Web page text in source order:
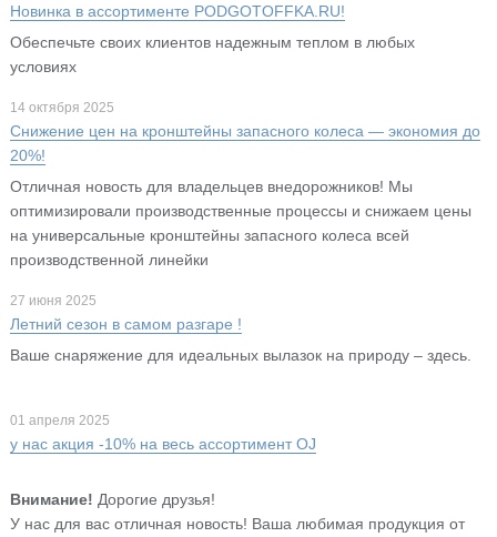
Новинка в ассортименте PODGOTOFFKA.RU!
Обеспечьте своих клиентов надежным теплом в любых
условиях
14 октября 2025
Снижение цен на кронштейны запасного колеса — экономия до
20%!
Отличная новость для владельцев внедорожников! Мы
оптимизировали производственные процессы и снижаем цены
на универсальные кронштейны запасного колеса всей
производственной линейки
27 июня 2025
Летний сезон в самом разгаре !
Ваше снаряжение для идеальных вылазок на природу – здесь.
01 апреля 2025
у нас акция -10% на весь ассортимент OJ
Внимание! Дорогие друзья!
У нас для вас отличная новость! Ваша любимая продукция от